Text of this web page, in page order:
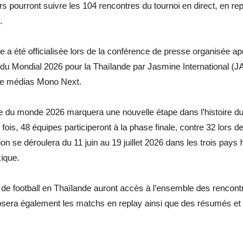
pourront suivre les 104 rencontres du tournoi en direct, en
a été officialisée lors de la conférence de presse organisée
Mondial 2026 pour la Thaïlande par Jasmine International
médias Mono Next.
du monde 2026 marquera une nouvelle étape dans l’histoire
fois, 48 équipes participeront à la phase finale, contre 32 lors
se déroulera du 11 juin au 19 juillet 2026 dans les trois
football en Thaïlande auront accès à l’ensemble des
également les matchs en replay ainsi que des résumés